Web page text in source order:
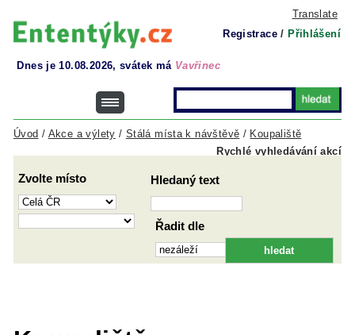
Translate
Registrace / Přihlášení
Dnes je 10.08.2026, svátek má Vavřinec
Rychlé vyhledávání akcí
Úvod / Akce a výlety / Stálá místa k návštěvě / Koupaliště
Zvolte místo Hledaný text
Řadit dle